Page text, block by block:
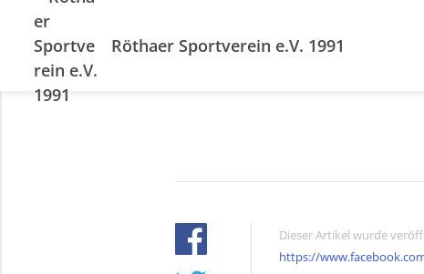
Röthaer Sportverein e.V. 1991
Dieser Artikel wurde
https://